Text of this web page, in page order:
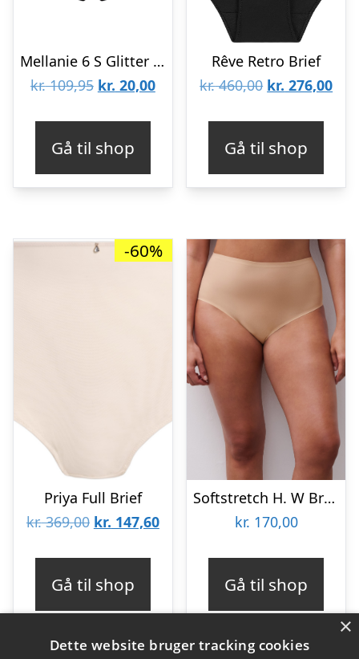
Mellanie 6 S Glitter Maxi Brief
kr.109,95 Den
kr. 109,95.
kr. 20,00Den
kr. 20,00.
Gå til shop
Rêve Retro Brief
kr.460,00 Den
kr. 460,00.
kr. 276,00Den
kr.
Gå til shop
-60%
Priya Full Brief
kr.369,00 Den
kr. 147,60Den
Gå til shop
Softstretch H. W Brief (Xl4xl)
kr. 170,00
Gå til shop
×
Dette website bruger tracking cookies